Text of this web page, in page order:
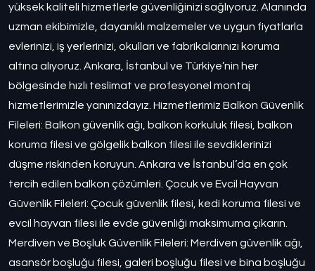
yüksek kaliteli hizmetlerle güvenliğinizi sağlıyoruz. Alanında
uzman ekibimizle, dayanıklı malzemeler ve uygun fiyatlarla
evlerinizi, iş yerlerinizi, okulları ve fabrikalarınızı koruma
altına alıyoruz. Ankara, İstanbul ve Türkiye’nin her
bölgesinde hızlı teslimat ve profesyonel montaj
hizmetlerimizle yanınızdayız. Hizmetlerimiz Balkon Güvenlik
Fileleri: Balkon güvenlik ağı, balkon korkuluk filesi, balkon
koruma filesi ve gölgelik balkon filesi ile sevdiklerinizi
düşme riskinden koruyun. Ankara ve İstanbul’da en çok
tercih edilen balkon çözümleri. Çocuk ve Evcil Hayvan
Güvenlik Fileleri: Çocuk güvenlik filesi, kedi koruma filesi ve
evcil hayvan filesi ile evde güvenliği maksimuma çıkarın.
Merdiven ve Boşluk Güvenlik Fileleri: Merdiven güvenlik ağı,
asansör boşluğu filesi, galeri boşluğu filesi ve bina boşluğu